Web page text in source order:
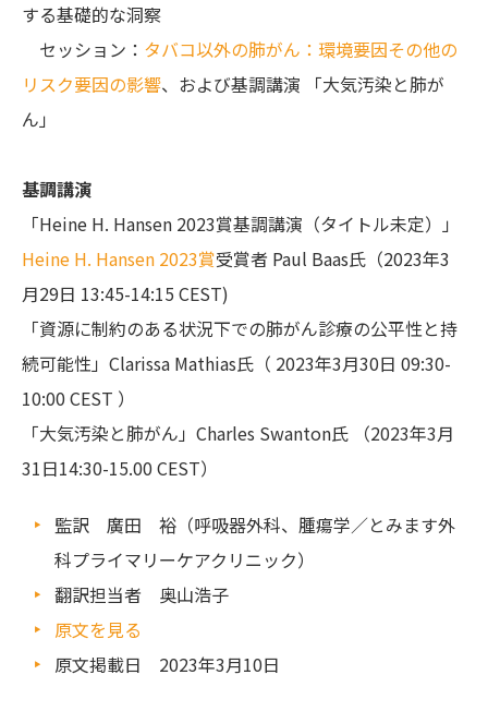
する基礎的な洞察
セッション： タバコ以外の肺がん：環境要因その他の
リスク要因の影響、および基調講演 「大気汚染と肺が
ん」
基調講演
「Heine H. Hansen 2023賞基調講演（タイトル未定）」
Heine H. Hansen 2023賞受賞者 Paul Baas氏（2023年3
月29日 13:45-14:15 CEST)
「資源に制約のある状況下での肺がん診療の公平性と持
続可能性」Clarissa Mathias氏（ 2023年3月30日 09:30-
10:00 CEST ）
「大気汚染と肺がん」Charles Swanton氏 （2023年3月
31日14:30-15.00 CEST）
監訳 廣田 裕（呼吸器外科、腫瘍学／とみます外
科プライマリーケアクリニック）
翻訳担当者 奥山浩子
原文を見る
原文掲載日 2023年3月10日